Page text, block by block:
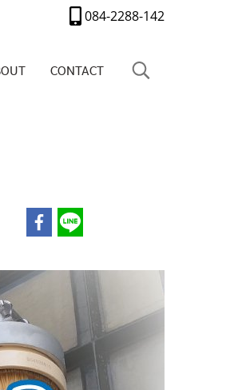
084-2288-142
CONTACT